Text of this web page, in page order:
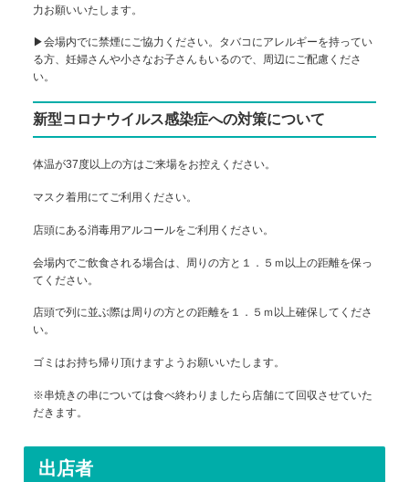
力お願いいたします。
▶会場内でに禁煙にご協力ください。タバコにアレルギーを持ってい
る方、妊婦さんや小さなお子さんもいるので、周辺にご配慮くださ
い。
新型コロナウイルス感染症への対策について
体温が37度以上の方はご来場をお控えください。
マスク着用にてご利用ください。
店頭にある消毒用アルコールをご利用ください。
会場内でご飲食される場合は、周りの方と１．５ｍ以上の距離を保っ
てください。
店頭で列に並ぶ際は周りの方との距離を１．５ｍ以上確保してくださ
い。
ゴミはお持ち帰り頂けますようお願いいたします。
※串焼きの串については食べ終わりましたら店舗にて回収させていた
だきます。
出店者